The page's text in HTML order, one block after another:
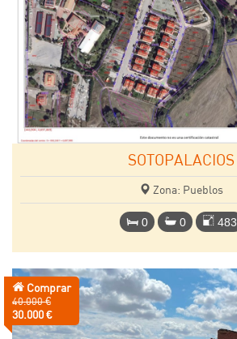
SOTOPALACIOS
Zona: Pueblos
0 0 483
Comprar
Precio
anterior:
40.000 €
Precio:
30.000 €